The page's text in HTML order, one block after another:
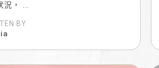
況， ...
BY